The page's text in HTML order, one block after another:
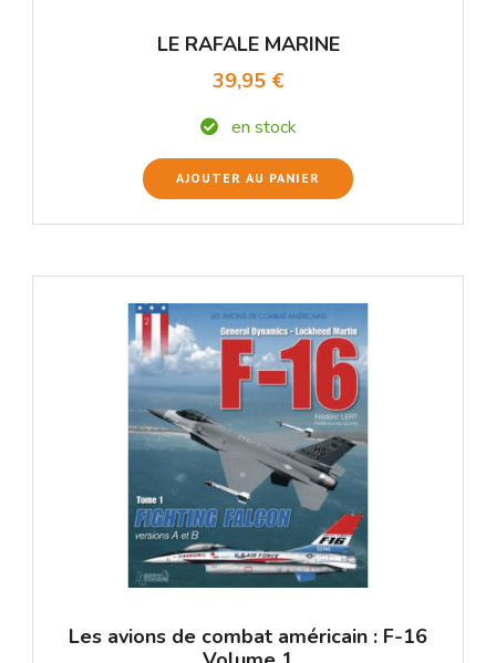
LE RAFALE MARINE
39,95 €
en stock
AJOUTER AU PANIER
Les avions de combat américain : F-16